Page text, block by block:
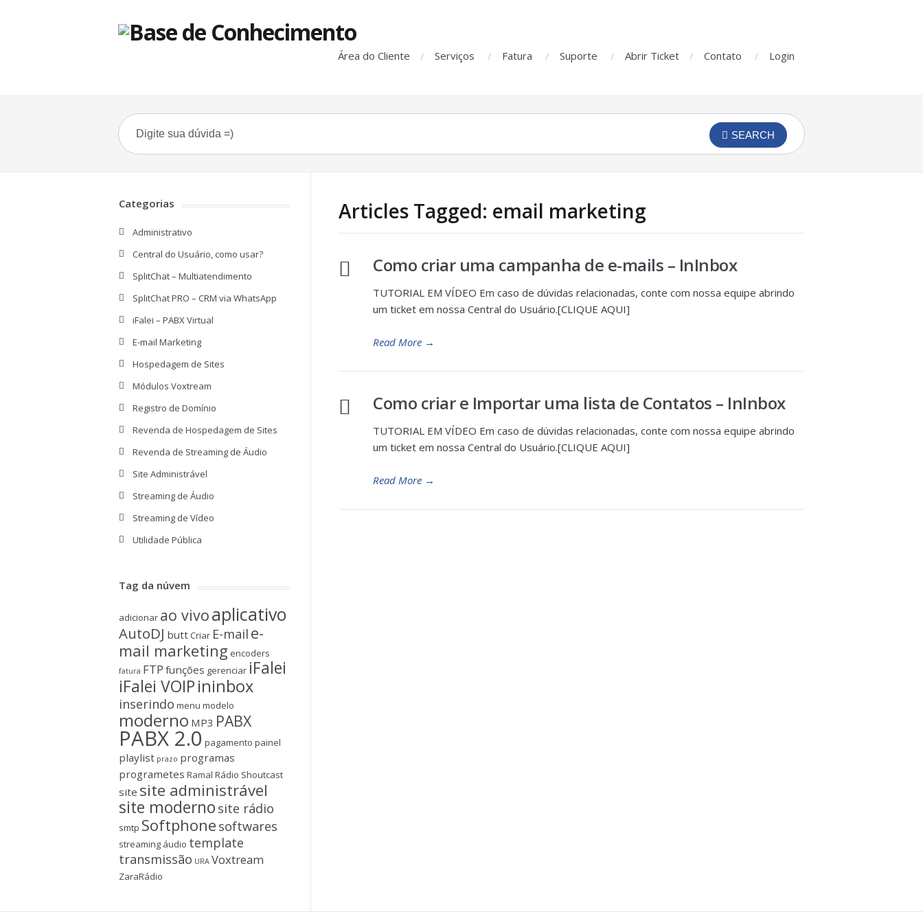
Área do Cliente Serviços Fatura Suporte Abrir Ticket Contato Login
SEARCH
Articles Tagged: email marketing
Como criar uma campanha de e-mails – InInbox
TUTORIAL EM VÍDEO Em caso de dúvidas relacionadas, conte com nossa equipe abrindo
um ticket em nossa Central do Usuário.[CLIQUE AQUI]
Read More →
Como criar e Importar uma lista de Contatos – InInbox
TUTORIAL EM VÍDEO Em caso de dúvidas relacionadas, conte com nossa equipe abrindo
um ticket em nossa Central do Usuário.[CLIQUE AQUI]
Read More →
Categorias
Administrativo
Central do Usuário, como usar?
SplitChat – Multiatendimento
SplitChat PRO – CRM via WhatsApp
iFalei – PABX Virtual
E-mail Marketing
Hospedagem de Sites
Módulos Voxtream
Registro de Domínio
Revenda de Hospedagem de Sites
Revenda de Streaming de Áudio
Site Administrável
Streaming de Áudio
Streaming de Vídeo
Utilidade Pública
Tag da núvem
adicionar ao vivoaplicativo
AutoDJ butt Criar E-mail e-
mail marketing encoders
fatura FTP funções gerenciar iFalei
iFalei VOIPininbox
inserindo menu modelo
moderno MP3 PABX
PABX 2.0 pagamento painel
playlist prazo programas
programetes Ramal Rádio Shoutcast
site site administrável
site moderno site rádio
smtp Softphone softwares
streaming áudio template
transmissão URA Voxtream
ZaraRádio